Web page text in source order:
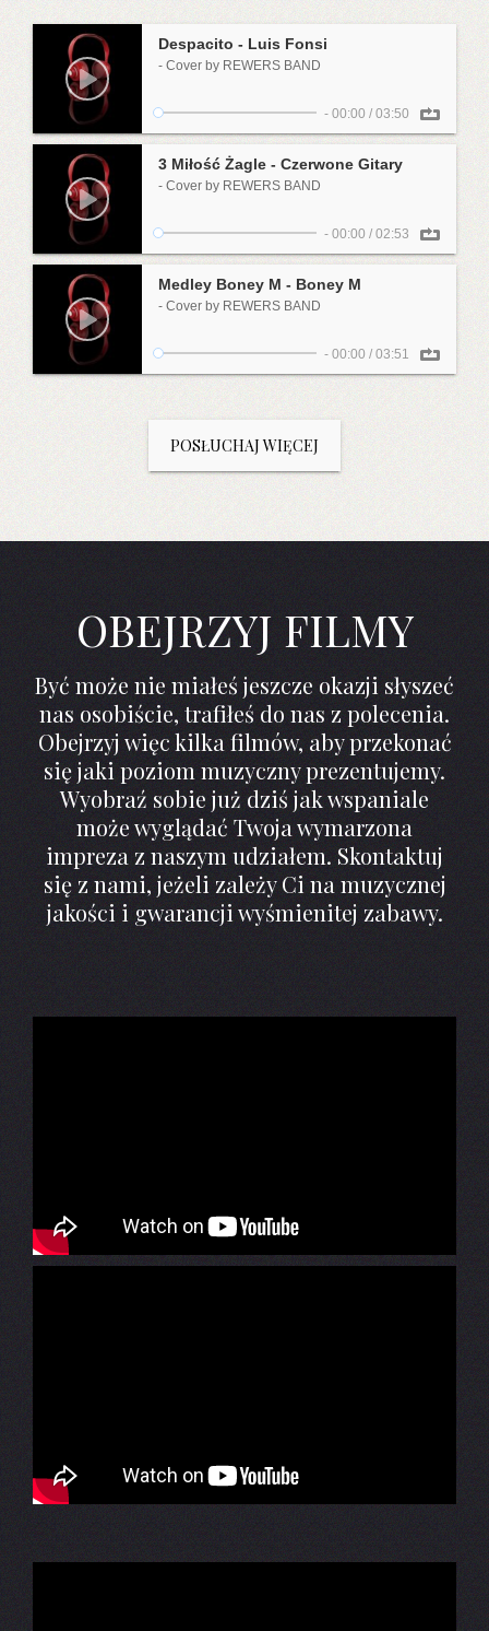
Despacito - Luis Fonsi
- Cover by REWERS BAND
- 00:00 / 03:50
3 Miłość Żagle - Czerwone Gitary
- Cover by REWERS BAND
- 00:00 / 02:53
Medley Boney M - Boney M
- Cover by REWERS BAND
- 00:00 / 03:51
POSŁUCHAJ WIĘCEJ
OBEJRZYJ FILMY
Być może nie miałeś jeszcze okazji słyszeć
nas osobiście, trafiłeś do nas z polecenia.
Obejrzyj więc kilka filmów, aby przekonać
się jaki poziom muzyczny prezentujemy.
Wyobraź sobie już dziś jak wspaniale
może wyglądać Twoja wymarzona
impreza z naszym udziałem. Skontaktuj
się z nami, jeżeli zależy Ci na muzycznej
jakości i gwarancji wyśmienitej zabawy.